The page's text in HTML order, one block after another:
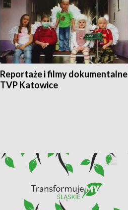
Reportaże i filmy dokumentalne
TVP Katowice